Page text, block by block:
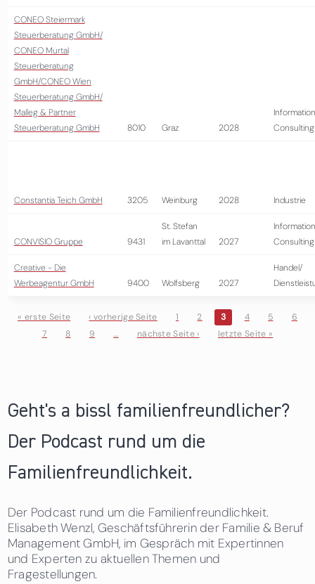
CONEO Steiermark
Steuerberatung GmbH/
CONEO Murtal
Steuerberatung
GmbH/CONEO Wien
Steuerberatung GmbH/
Malleg & Partner
Steuerberatung GmbH
8010 Graz 2028
Consulting
Constantia Teich GmbH 3205 Weinburg 2028 Industrie
CONVISIO Gruppe 9431
St. Stefan
im Lavanttal
2027
Consulting
Creative - Die
Werbeagentur GmbH
9400 Wolfsberg 2027
Handel/
Seiten
« erste Seite ‹ vorherige Seite 1 2 3 4 5
6
7
8 9 … nächste Seite › letzte Seite »
Geht's a bissl familienfreundlicher?
Der Podcast rund um die
Familienfreundlichkeit.
Der Podcast rund um die Familienfreundlichkeit.
Elisabeth Wenzl, Geschäftsführerin der Familie & Beruf
Management GmbH, im Gespräch mit Expertinnen
und Experten zu aktuellen Themen und
Fragestellungen.